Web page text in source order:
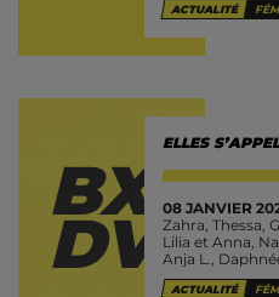
ACTUALITÉ
BX
DV
ELLES
08 JANVIER
Zahra, Thessa,
Lilia et Anna,
Anja L.,
ACTUALITÉ